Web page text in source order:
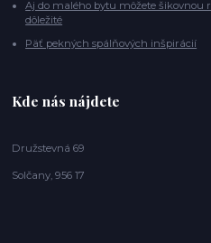
Aj do malého bytu môžete šikovnou
dôležité
Päť pekných spálňových inšpirácií
Kde nás nájdete
Družstevná 69
Solčany, 956 17